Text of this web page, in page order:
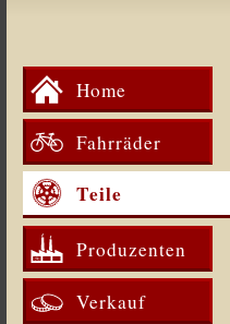
Home
Fahrräder
Teile
Produzenten
Verkauf